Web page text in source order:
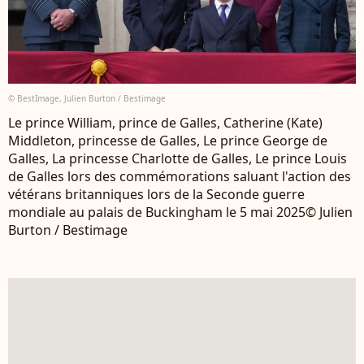
© BestImage, Julien Burton / Bestimage
Le prince William, prince de Galles, Catherine (Kate)
Middleton, princesse de Galles, Le prince George de
Galles, La princesse Charlotte de Galles, Le prince Louis
de Galles lors des commémorations saluant l'action des
vétérans britanniques lors de la Seconde guerre
mondiale au palais de Buckingham le 5 mai 2025© Julien
Burton / Bestimage